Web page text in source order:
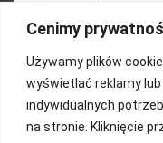
Cenimy
Używamy plików
wyświetlać reklamy
indywidualnych
na stronie. Kliknięcie
Konferencja 2.1
Martyna Wojciechowska
Relacja zdjęciowa
Wywiady z